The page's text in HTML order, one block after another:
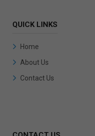
QUICK LINKS
Home
About Us
Contact Us